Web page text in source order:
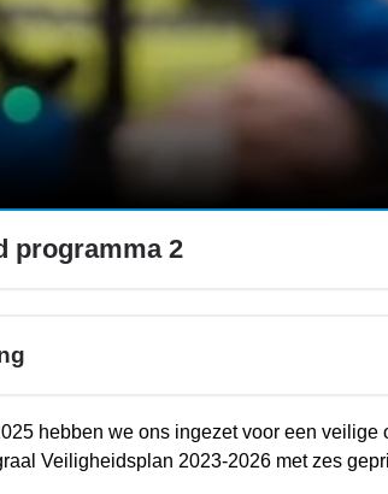
programma 2
hebben we ons ingezet voor een
Veiligheidsplan 2023-2026 met zes